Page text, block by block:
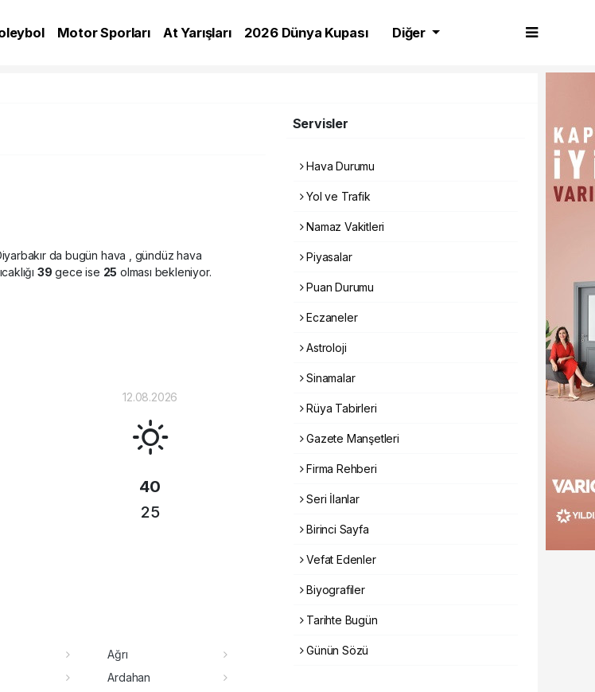
Motor Sporları At Yarışları
2026 Dünya Kupası
Diğer
da bugün hava
, gündüz hava
39 gece ise 25 olması bekleniyor.
12.08.2026
40
25
Ağrı
Ardahan
Servisler
Hava Durumu
Yol ve Trafik
Namaz Vakitleri
Piyasalar
Puan Durumu
Eczaneler
Astroloji
Sinamalar
Rüya Tabirleri
Gazete Manşetleri
Firma Rehberi
Seri İlanlar
Birinci Sayfa
Vefat Edenler
Biyografiler
Tarihte Bugün
Günün Sözü